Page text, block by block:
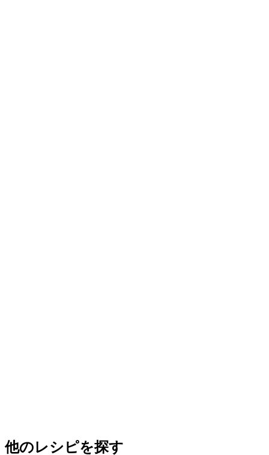
他のレシピを探す